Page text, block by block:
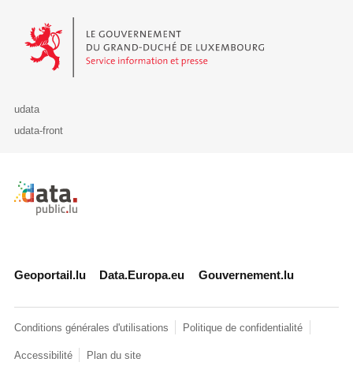
Le Gouvernement du Grand-Duché de Luxembourg - Service
udata
udata-front
Retour à l'accueil de data.public.lu
Geoportail.lu Data.Europa.eu Gouvernement.lu
Conditions générales d'utilisations Politique de confidentialité
Accessibilité Plan du site